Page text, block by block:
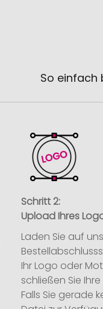
So einfach
Schritt 2:
Upload Ihres
Laden Sie auf
Ihr Logo oder
schließen Sie
Falls Sie gerade